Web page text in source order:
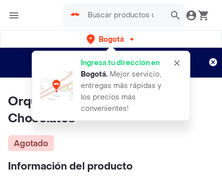
Bogotá
Ingresa tu dirección en
Bogotá. Mejor servicio,
entregas más rápidas y
los precios más
convenientes!
envíos gratis por semanas
Aplican TyC
Orquídea Caja De Regalo Y
Chocolates
Agotado
Información del producto